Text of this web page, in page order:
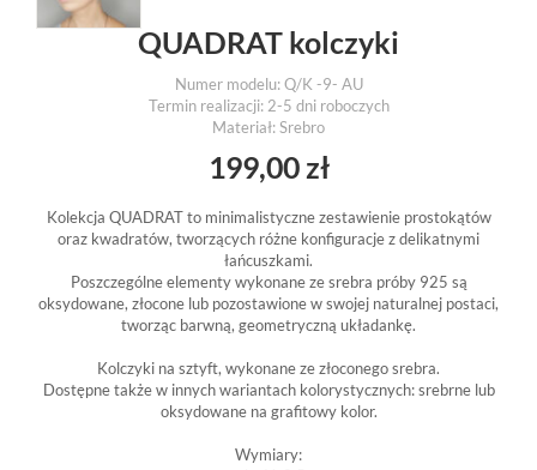
QUADRAT kolczyki
Numer modelu: Q/K -9- AU
Termin realizacji: 2-5 dni roboczych
Materiał: Srebro
199,00 zł
Kolekcja QUADRAT to minimalistyczne zestawienie prostokątów
oraz kwadratów, tworzących różne konfiguracje z delikatnymi
łańcuszkami.
Poszczególne elementy wykonane ze srebra próby 925 są
oksydowane, złocone lub pozostawione w swojej naturalnej postaci,
tworząc barwną, geometryczną układankę.
Kolczyki na sztyft, wykonane ze złoconego srebra.
Dostępne także w innych wariantach kolorystycznych: srebrne lub
oksydowane na grafitowy kolor.
Wymiary: